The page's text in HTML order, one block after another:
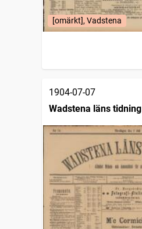
[omärkt], Vadstena
1904-07-07
Wadstena läns tidning